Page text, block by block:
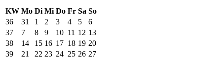
KW Mo Di Mi Do Fr Sa So
36
31 1 2 3 4 5
6
37
7 8 9 10 11 12 13
38
14 15 16 17 18 19 20
39
21 22 23 24 25 26 27